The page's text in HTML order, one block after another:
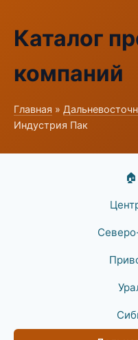
Каталог
компаний
Главная »
Индустрия Пак